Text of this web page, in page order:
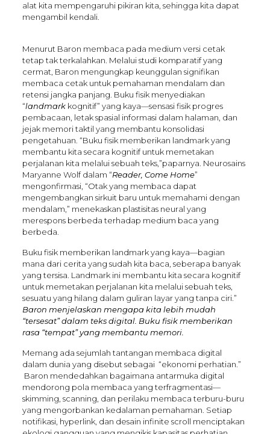
alat kita mempengaruhi pikiran kita, sehingga kita dapat
mengambil kendali.
Menurut Baron membaca pada medium versi cetak
tetap tak terkalahkan. Melalui studi komparatif yang
cermat, Baron mengungkap keunggulan signifikan
membaca cetak untuk pemahaman mendalam dan
retensi jangka panjang. Buku fisik menyediakan
“landmarkkognitif” yang kaya—sensasi fisik progres
pembacaan, letak spasial informasi dalam halaman, dan
jejak memori taktil yang membantu konsolidasi
pengetahuan. “Buku fisik memberikan landmark yang
membantu kita secara kognitif untuk memetakan
perjalanan kita melalui sebuah teks,”paparnya. Neurosains
Maryanne Wolf dalam “Reader, Come Home”
mengonfirmasi, “Otak yang membaca dapat
mengembangkan sirkuit baru untuk memahami dengan
mendalam,” menekaskan plastisitas neural yang
merespons berbeda terhadap medium baca yang
berbeda.
Buku fisik memberikan landmark yang kaya—bagian
mana dari cerita yang sudah kita baca, seberapa banyak
yang tersisa. Landmark ini membantu kita secara kognitif
untuk memetakan perjalanan kita melalui sebuah teks,
sesuatu yang hilang dalam guliran layar yang tanpa ciri.”
Baron menjelaskan mengapa kita lebih mudah
“tersesat” dalam teks digital. Buku fisik memberikan
rasa “tempat” yang membantu memori.
Memang ada sejumlah tantangan membaca digital
dalam dunia yang disebut sebagai “ekonomi perhatian.”
Baron mendedahkan bagaimana antarmuka digital
mendorong pola membaca yang terfragmentasi—
skimming, scanning, dan perilaku membaca terburu-buru
yang mengorbankan kedalaman pemahaman. Setiap
notifikasi, hyperlink, dan desain infinite scroll menciptakan